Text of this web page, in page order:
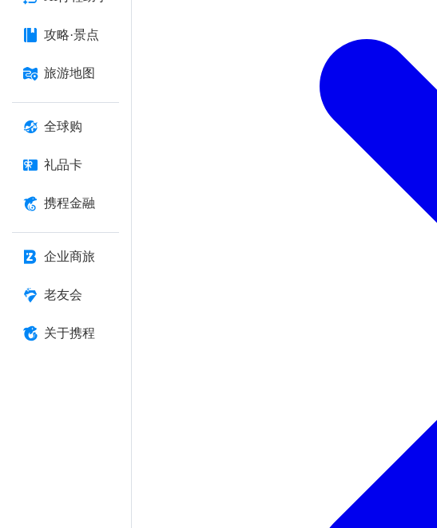
攻略·景点
旅游地图
全球购
礼品卡
携程金融
企业商旅
老友会
关于携程